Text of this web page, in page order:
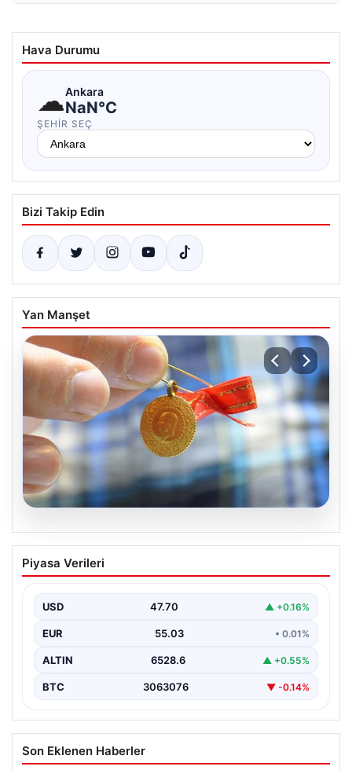
Hava Durumu
☁Ankara
NaN°C
ŞEHIR SEÇ
Bizi Takip Edin
Yan Manşet
06.08.2026
Altın fiyatları canlı 8 Nisan 2026: Altın
fiyatları ne kadar oldu? Gram, çeyrek,
fiyatları
Piyasa Verileri
USD 47.70 ▲ +0.16%
EUR 55.03 • 0.01%
ALTIN 6528.6 ▲ +0.55%
BTC 3063076 ▼ -0.14%
Son Eklenen Haberler